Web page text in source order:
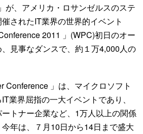
が、アメリカ・ロサンゼルスのステ
されたIT業界の世界的イベント
2011 」(WPC)初日のオー
見事なダンスで、約１万4,000人の
Conference 」は、マイクロソフト
業界屈指の一大イベントであり、
トナー企業など、1万人以上の関係
年は、７月10日から14日まで盛大